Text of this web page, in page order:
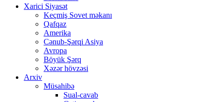
Xarici Siyasət
Keçmiş Sovet məkanı
Qafqaz
Amerika
Cənub-Şərqi Asiya
Avropa
Böyük Şərq
Xəzər hövzəsi
Arxiv
Müsahibə
Sual-cavab